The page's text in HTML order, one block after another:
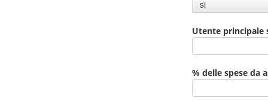
si
Utente principale
% delle spese da